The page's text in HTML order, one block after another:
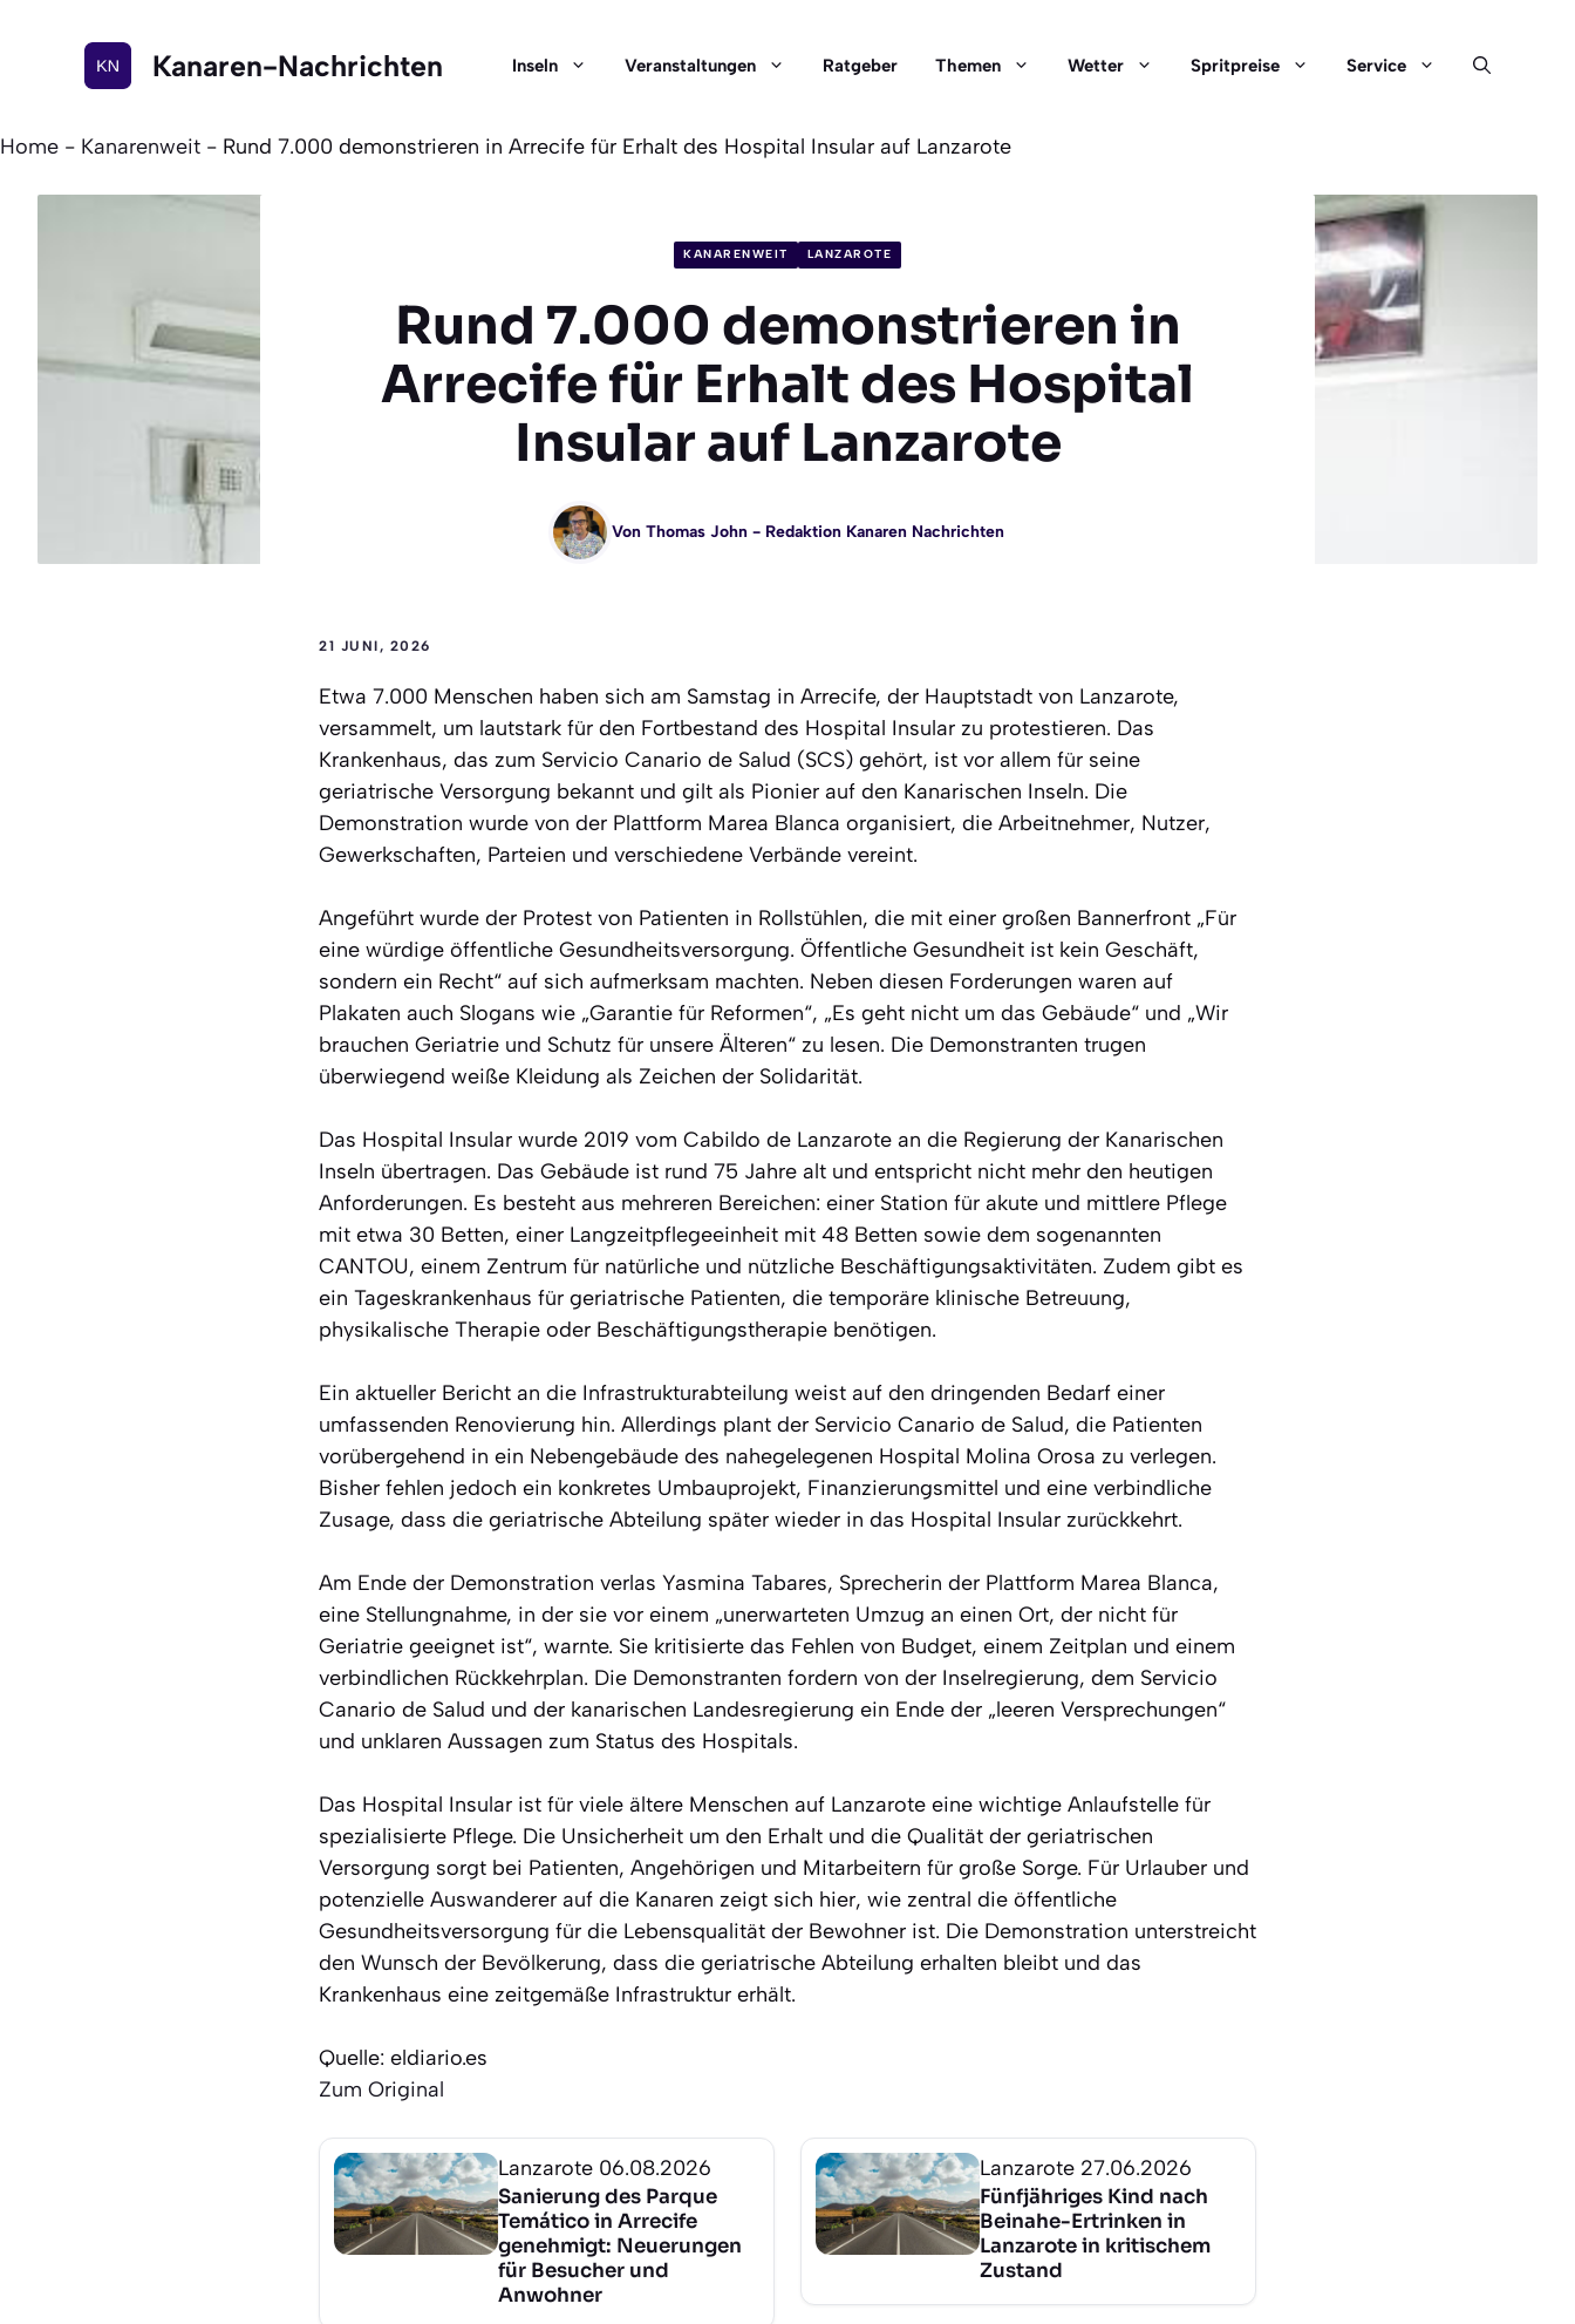
Kanaren-Nachrichten Inseln Veranstaltungen Ratgeber Themen Wetter Spritpreise Service
Home - Kanarenweit - Rund 7.000 demonstrieren in Arrecife für Erhalt des Hospital Insular auf Lanzarote
KANARENWEIT LANZAROTE
Rund 7.000 demonstrieren in
Arrecife für Erhalt des Hospital
Insular auf Lanzarote
Von Thomas John- Redaktion Kanaren Nachrichten
21 JUNI, 2026
Etwa 7.000 Menschen haben sich am Samstag in Arrecife, der Hauptstadt von Lanzarote,
versammelt, um lautstark für den Fortbestand des Hospital Insular zu protestieren. Das
Krankenhaus, das zum Servicio Canario de Salud (SCS) gehört, ist vor allem für seine
geriatrische Versorgung bekannt und gilt als Pionier auf den Kanarischen Inseln. Die
Demonstration wurde von der Plattform Marea Blanca organisiert, die Arbeitnehmer, Nutzer,
Gewerkschaften, Parteien und verschiedene Verbände vereint.
Angeführt wurde der Protest von Patienten in Rollstühlen, die mit einer großen Bannerfront „Für
eine würdige öffentliche Gesundheitsversorgung. Öffentliche Gesundheit ist kein Geschäft,
sondern ein Recht“ auf sich aufmerksam machten. Neben diesen Forderungen waren auf
Plakaten auch Slogans wie „Garantie für Reformen“, „Es geht nicht um das Gebäude“ und „Wir
brauchen Geriatrie und Schutz für unsere Älteren“ zu lesen. Die Demonstranten trugen
überwiegend weiße Kleidung als Zeichen der Solidarität.
Das Hospital Insular wurde 2019 vom Cabildo de Lanzarote an die Regierung der Kanarischen
Inseln übertragen. Das Gebäude ist rund 75 Jahre alt und entspricht nicht mehr den heutigen
Anforderungen. Es besteht aus mehreren Bereichen: einer Station für akute und mittlere Pflege
mit etwa 30 Betten, einer Langzeitpflegeeinheit mit 48 Betten sowie dem sogenannten
CANTOU, einem Zentrum für natürliche und nützliche Beschäftigungsaktivitäten. Zudem gibt es
ein Tageskrankenhaus für geriatrische Patienten, die temporäre klinische Betreuung,
physikalische Therapie oder Beschäftigungstherapie benötigen.
Ein aktueller Bericht an die Infrastrukturabteilung weist auf den dringenden Bedarf einer
umfassenden Renovierung hin. Allerdings plant der Servicio Canario de Salud, die Patienten
vorübergehend in ein Nebengebäude des nahegelegenen Hospital Molina Orosa zu verlegen.
Bisher fehlen jedoch ein konkretes Umbauprojekt, Finanzierungsmittel und eine verbindliche
Zusage, dass die geriatrische Abteilung später wieder in das Hospital Insular zurückkehrt.
Am Ende der Demonstration verlas Yasmina Tabares, Sprecherin der Plattform Marea Blanca,
eine Stellungnahme, in der sie vor einem „unerwarteten Umzug an einen Ort, der nicht für
Geriatrie geeignet ist“, warnte. Sie kritisierte das Fehlen von Budget, einem Zeitplan und einem
verbindlichen Rückkehrplan. Die Demonstranten fordern von der Inselregierung, dem Servicio
Canario de Salud und der kanarischen Landesregierung ein Ende der „leeren Versprechungen“
und unklaren Aussagen zum Status des Hospitals.
Das Hospital Insular ist für viele ältere Menschen auf Lanzarote eine wichtige Anlaufstelle für
spezialisierte Pflege. Die Unsicherheit um den Erhalt und die Qualität der geriatrischen
Versorgung sorgt bei Patienten, Angehörigen und Mitarbeitern für große Sorge. Für Urlauber und
potenzielle Auswanderer auf die Kanaren zeigt sich hier, wie zentral die öffentliche
Gesundheitsversorgung für die Lebensqualität der Bewohner ist. Die Demonstration unterstreicht
den Wunsch der Bevölkerung, dass die geriatrische Abteilung erhalten bleibt und das
Krankenhaus eine zeitgemäße Infrastruktur erhält.
Quelle: eldiario.es
Zum Original
Lanzarote 06.08.2026
Sanierung des Parque
Temático in Arrecife
genehmigt: Neuerungen
für Besucher und
Anwohner
Lanzarote 27.06.2026
Fünfjähriges Kind nach
Beinahe-Ertrinken in
Lanzarote in kritischem
Zustand